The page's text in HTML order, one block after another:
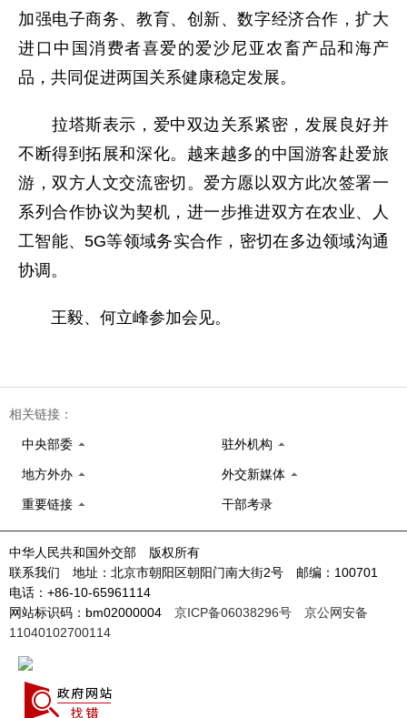
加强电子商务、教育、创新、数字经济合作，扩大
进口中国消费者喜爱的爱沙尼亚农畜产品和海产
品，共同促进两国关系健康稳定发展。
拉塔斯表示，爱中双边关系紧密，发展良好并
不断得到拓展和深化。越来越多的中国游客赴爱旅
游，双方人文交流密切。爱方愿以双方此次签署一
系列合作协议为契机，进一步推进双方在农业、人
工智能、5G等领域务实合作，密切在多边领域沟通
协调。
王毅、何立峰参加会见。
相关链接：
中央部委 驻外机构
地方外办 外交新媒体
重要链接 干部考录
中华人民共和国外交部 版权所有
联系我们 地址：北京市朝阳区朝阳门南大街2号 邮编：100701
电话：+86-10-65961114
网站标识码：bm02000004 京ICP备06038296号
京公网安备
11040102700114